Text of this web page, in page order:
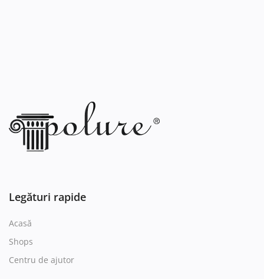
Legături rapide
Acasă
Shops
Centru de ajutor